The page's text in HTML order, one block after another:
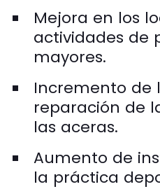
Mejora en los
actividades de
mayores.
Incremento de
reparación de
las aceras.
Aumento de
la práctica